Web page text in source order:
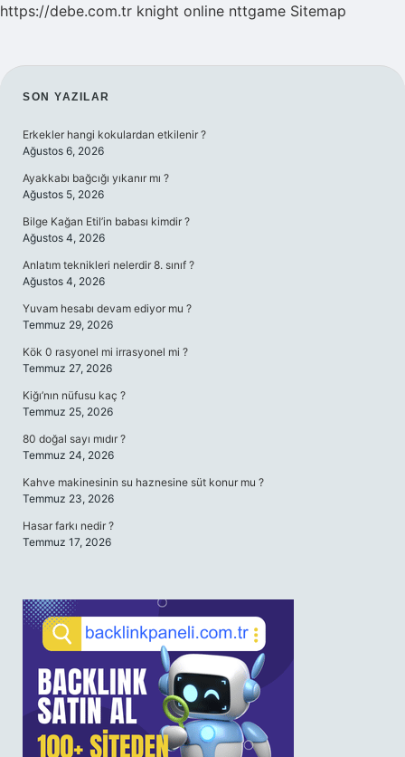
https://debe.com.tr knight online nttgame Sitemap
SIDEBAR
SON YAZILAR
Erkekler hangi kokulardan etkilenir ?
Ağustos 6, 2026
Ayakkabı bağcığı yıkanır mı ?
Ağustos 5, 2026
Bilge Kağan Etil’in babası kimdir ?
Ağustos 4, 2026
Anlatım teknikleri nelerdir 8. sınıf ?
Ağustos 4, 2026
Yuvam hesabı devam ediyor mu ?
Temmuz 29, 2026
Kök 0 rasyonel mi irrasyonel mi ?
Temmuz 27, 2026
Kiğı’nın nüfusu kaç ?
Temmuz 25, 2026
80 doğal sayı mıdır ?
Temmuz 24, 2026
Kahve makinesinin su haznesine süt konur mu ?
Temmuz 23, 2026
Hasar farkı nedir ?
Temmuz 17, 2026